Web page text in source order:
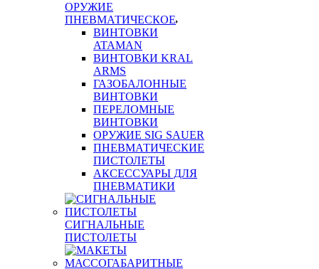
ОРУЖИЕ
ПНЕВМАТИЧЕСКОЕ
ВИНТОВКИ
ATAMAN
ВИНТОВКИ KRAL
ARMS
ГАЗОБАЛОННЫЕ
ВИНТОВКИ
ПЕРЕЛОМНЫЕ
ВИНТОВКИ
ОРУЖИЕ SIG SAUER
ПНЕВМАТИЧЕСКИЕ
ПИСТОЛЕТЫ
АКСЕССУАРЫ ДЛЯ
ПНЕВМАТИКИ
СИГНАЛЬНЫЕ
ПИСТОЛЕТЫ